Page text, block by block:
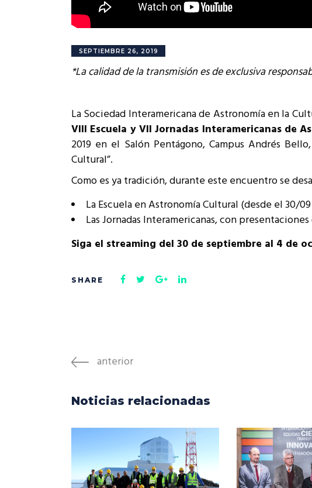
SEPTIEMBRE 26, 2019
*La calidad de la transmisión es de exclusiva
La Sociedad Interamericana de Astronomía en la
VIII Escuela y VII Jornadas Interamericanas de
2019 en el Salón Pentágono, Campus Andrés
Cultural”.
Como es ya tradición, durante este encuentro se
La Escuela en Astronomía Cultural (desde el 30/
Las Jornadas Interamericanas, con
Siga el streaming del 30 de septiembre al 4 de
anterior
Noticias relacionadas